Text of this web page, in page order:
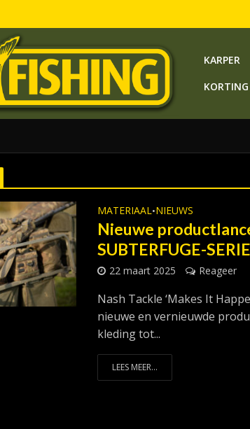
KARPER
KORTING
MATERIAAL•NIEUWS
Nieuwe
SUBTERFUGE-SERIE
22 maart 2025 Reageer
Nash Tackle ‘Makes It
nieuwe en vernieuwde
kleding tot...
LEES MEER...